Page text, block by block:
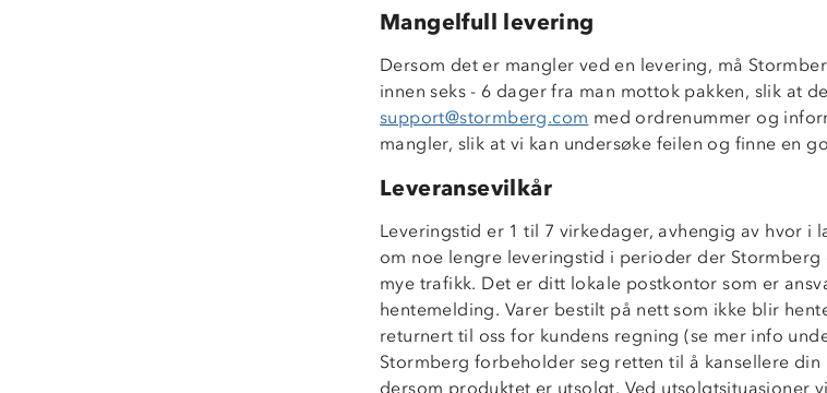
Mangelfull levering
Dersom det er mangler ved en levering, må
innen seks - 6 dager fra man mottok pakken, slik at
support@stormberg.com med ordrenummer og
mangler, slik at vi kan undersøke feilen og finne en
Leveransevilkår
Leveringstid er 1 til 7 virkedager, avhengig av hvor i
om noe lengre leveringstid i perioder der
mye trafikk. Det er ditt lokale postkontor som er
hentemelding. Varer bestilt på nett som ikke blir
returnert til oss for kundens regning (se mer info
Stormberg forbeholder seg retten til å kansellere
dersom produktet er utsolgt. Ved utsolgtsituasjoner